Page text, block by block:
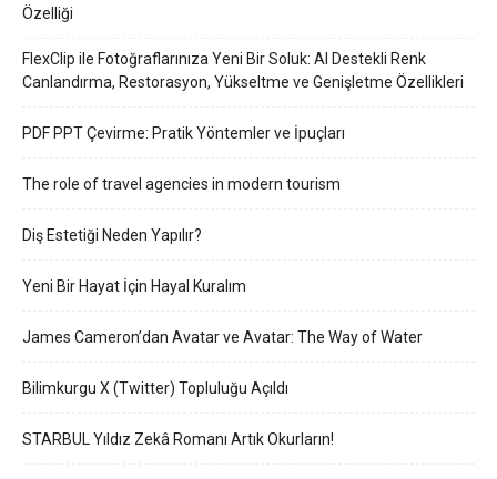
Özelliği
FlexClip ile Fotoğraflarınıza Yeni Bir Soluk: AI Destekli Renk
Canlandırma, Restorasyon, Yükseltme ve Genişletme Özellikleri
PDF PPT Çevirme: Pratik Yöntemler ve İpuçları
The role of travel agencies in modern tourism
Diş Estetiği Neden Yapılır?
Yeni Bir Hayat İçin Hayal Kuralım
James Cameron’dan Avatar ve Avatar: The Way of Water
Bilimkurgu X (Twitter) Topluluğu Açıldı
STARBUL Yıldız Zekâ Romanı Artık Okurların!